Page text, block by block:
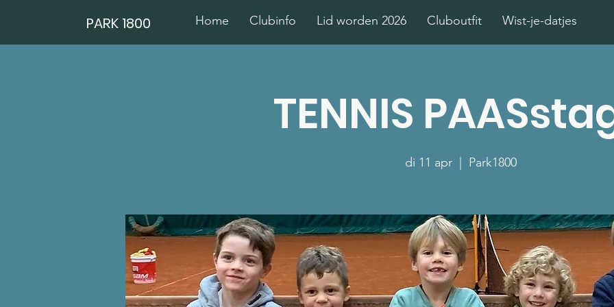
PARK 1800 Home Clubinfo Lid worden 2026 Cluboutfit Wist-je-datjes
TENNIS
di 11 apr
  |
Park1800